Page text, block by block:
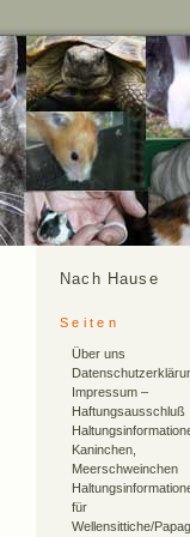
Nach Hause
Seiten
Über uns
Impressum –
Haftungsausschluß
Kaninchen,
Meerschweinchen
für
Wellensittiche/